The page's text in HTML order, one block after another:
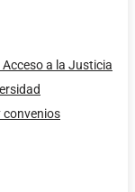
a la Justicia
convenios